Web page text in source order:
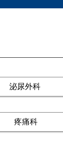
泌尿外科
疼痛科